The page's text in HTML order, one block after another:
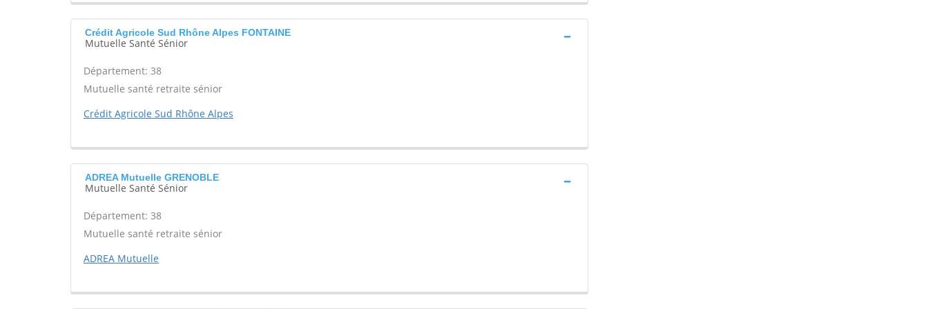
Crédit Agricole Sud Rhône Alpes FONTAINE
Mutuelle Santé Sénior
Département: 38
Mutuelle santé retraite sénior
Crédit Agricole Sud Rhône Alpes
ADREA Mutuelle GRENOBLE
Mutuelle Santé Sénior
Département: 38
Mutuelle santé retraite sénior
ADREA Mutuelle